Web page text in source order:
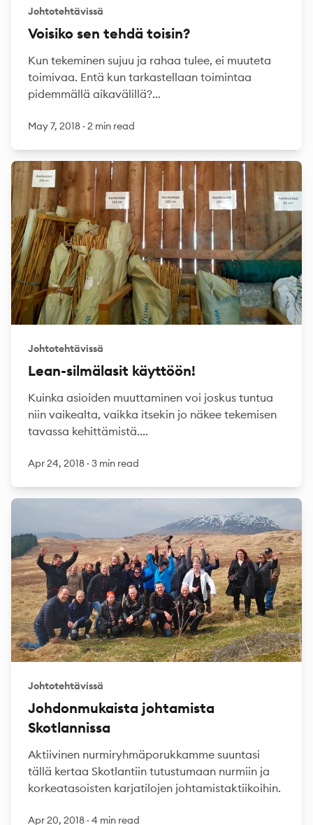
Johtotehtävissä
Voisiko sen tehdä toisin?
Kun tekeminen sujuu ja rahaa tulee, ei muuteta
toimivaa. Entä kun tarkastellaan toimintaa
pidemmällä aikavälillä?...
May 7, 2018 · 2 min read
Johtotehtävissä
Lean-silmälasit käyttöön!
Kuinka asioiden muuttaminen voi joskus tuntua
niin vaikealta, vaikka itsekin jo näkee tekemisen
tavassa kehittämistä....
Apr 24, 2018 · 3 min read
Johtotehtävissä
Johdonmukaista johtamista
Skotlannissa
Aktiivinen nurmiryhmäporukkamme suuntasi
tällä kertaa Skotlantiin tutustumaan nurmiin ja
korkeatasoisten karjatilojen johtamistaktiikoihin.
Apr 20, 2018 · 4 min read